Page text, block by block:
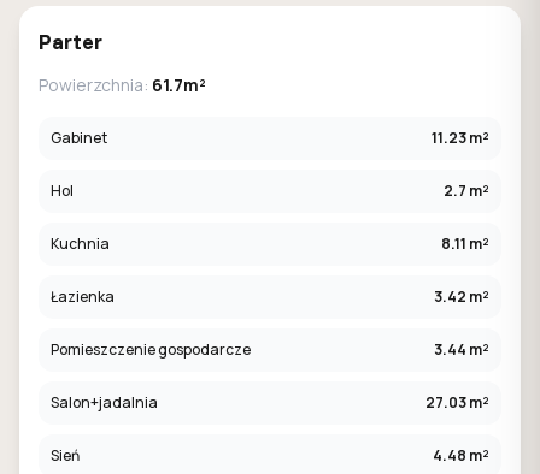
Parter
Powierzchnia: 61.7m²
Gabinet 11.23 m²
Hol 2.7 m²
Kuchnia 8.11 m²
Łazienka 3.42 m²
Pomieszczenie gospodarcze 3.44 m²
Salon+jadalnia 27.03 m²
Sień 4.48 m²